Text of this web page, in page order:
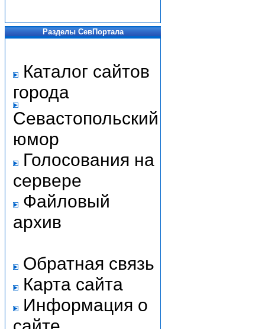
Разделы СевПортала
Каталог сайтов
города
Севастопольский
юмор
Голосования на
сервере
Файловый
архив
Обратная связь
Карта сайта
Информация о